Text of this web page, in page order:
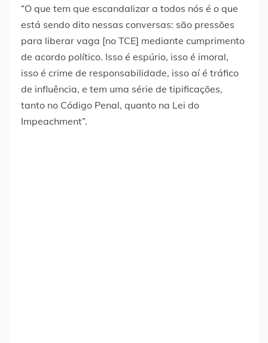
“O que tem que escandalizar a todos nós é o que
está sendo dito nessas conversas: são pressões
para liberar vaga [no TCE] mediante cumprimento
de acordo político. Isso é espúrio, isso é imoral,
isso é crime de responsabilidade, isso aí é tráfico
de influência, e tem uma série de tipificações,
tanto no Código Penal, quanto na Lei do
Impeachment”.